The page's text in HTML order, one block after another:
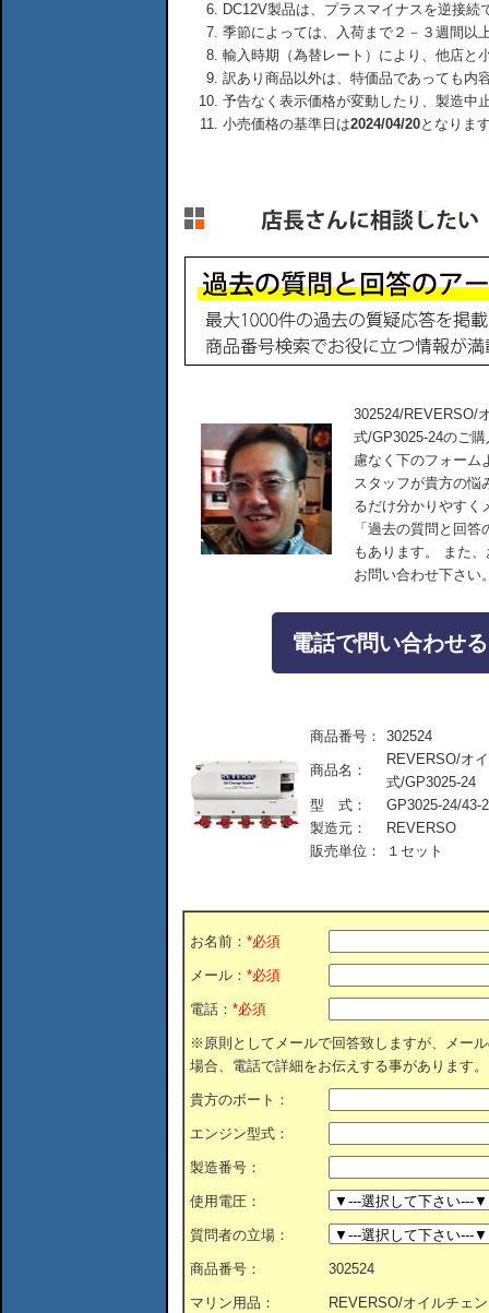
DC12V製品は、プラスマイナスを逆接
季節によっては、入荷まで２－３週間以
輸入時期（為替レート）により、他店と
訳あり商品以外は、特価品であっても内
予告なく表示価格が変動したり、製造中
小売価格の基準日は2024/04/20となりま
302524/REVERSO/
式/GP3025-24のご
慮なく下のフォーム
スタッフが貴方の悩
るだけ分かりやすく
「過去の質問と回
もあります。 また
お問い合わせ下さい
電話で問い合わせ
商品番号： 302524
商品名：
REVERSO/オ
式/GP3025-24
型 式：
GP3025-24/43-
製造元：
REVERSO
販売単位：
１セット
お名前： *必須
メール： *必須
電話： *必須
※原則としてメールで回答致しますが、メー
場合、電話で詳細をお伝えする事があります。
貴方のボート：
エンジン型式：
製造番号：
使用電圧：
質問者の立場：
商品番号： 302524
マリン用品：
REVERSO/オイルチェ